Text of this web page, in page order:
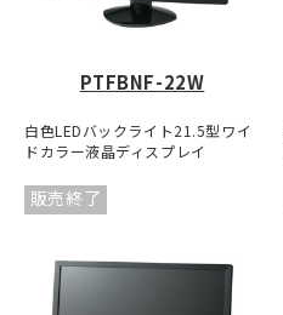
PTFBNF-22W
白色LEDバックライト21.5型ワイ
ドカラー液晶ディスプレイ
販売終了